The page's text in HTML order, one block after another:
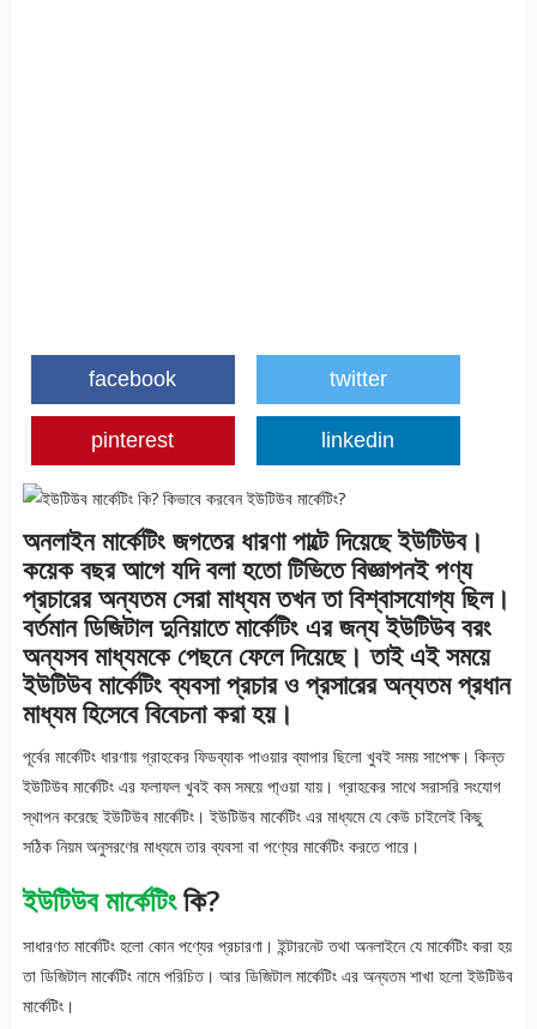
facebook twitter
pinterest linkedin
অনলাইন মার্কেটিং জগতের ধারণা পাল্টে দিয়েছে ইউটিউব।
কয়েক বছর আগে যদি বলা হতো টিভিতে বিজ্ঞাপনই পণ্য
প্রচারের অন্যতম সেরা মাধ্যম তখন তা বিশ্বাসযোগ্য ছিল।
বর্তমান ডিজিটাল দুনিয়াতে মার্কেটিং এর জন্য ইউটিউব বরং
অন্যসব মাধ্যমকে পেছনে ফেলে দিয়েছে। তাই এই সময়ে
ইউটিউব মার্কেটিং ব্যবসা প্রচার ও প্রসারের অন্যতম প্রধান
মাধ্যম হিসেবে বিবেচনা করা হয়।
পূর্বের মার্কেটিং ধারণায় গ্রাহকের ফিডব্যাক পাওয়ার ব্যাপার ছিলো খুবই সময় সাপেক্ষ। কিন্ত
ইউটিউব মার্কেটিং এর ফলাফল খুবই কম সময়ে পা্ওয়া যায়। গ্রাহকের সাথে সরাসরি সংযোগ
স্থাপন করেছে ইউটিউব মার্কেটিং। ইউটিউব মার্কেটিং এর মাধ্যমে যে কেউ চাইলেই কিছু
সঠিক নিয়ম অনুসরণের মাধ্যমে তার ব্যবসা বা পণ্যের মার্কেটিং করতে পারে।
ইউটিউব মার্কেটিংকি?
সাধারণত মার্কেটিং হলো কোন পণ্যের প্রচারণা। ইন্টারনেট তথা অনলাইনে যে মার্কেটিং করা হয়
তা ডিজিটাল মার্কেটিং নামে পরিচিত। আর ডিজিটাল মার্কেটিং এর অন্যতম শাখা হলো ইউটিউব
মার্কেটিং।